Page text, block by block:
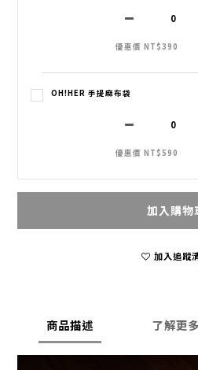
優惠價 NT$390
OH!HER 手提麻布袋
優惠價 NT$590
加入購物
加入追蹤
商品描述 了解更多